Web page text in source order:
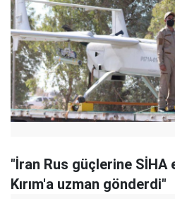
"İran Rus güçlerine
Kırım'a uzman gönderdi"